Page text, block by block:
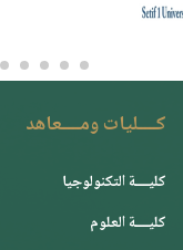
كــــليات ومــــعاهد
كليــــة التكنولوجيا
كليــــة العلوم